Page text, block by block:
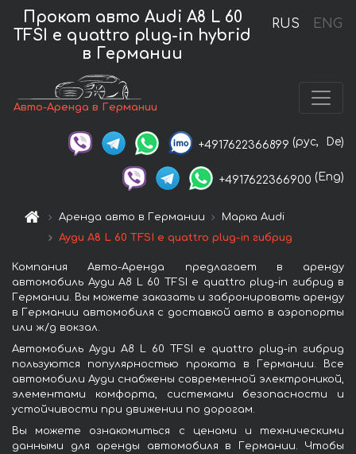
RUS ENG
Прокат авто Audi A8 L 60
TFSI e quattro plug-in hybrid
в Германии
Авто-Аренда в Германии
+4917622366899 (рус, De)
+4917622366900 (Eng)
Аренда авто в Германии
Марка Audi
Ауди A8 L 60 TFSI e quattro plug-in гибрид
Компания Авто-Аренда предлагает в аренду
автомобиль Ауди A8 L 60 TFSI e quattro plug-in гибрид в
Германии. Вы можете заказать и забронировать аренду
в Германии автомобиля с доставкой авто в аэропорты
или ж/д вокзал.
Автомобиль Ауди A8 L 60 TFSI e quattro plug-in гибрид
пользуются популярностью проката в Германии. Все
автомобили Ауди снабжены современной электроникой,
элементами комфорта, системами безопасности и
устойчивости при движении по дорогам.
Вы можете ознакомиться с ценами и техническими
данными для аренды автомобиля в Германии. Чтобы